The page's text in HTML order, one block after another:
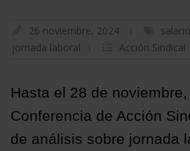
26 noviembre, 2024
jornada laboral
Acción Sindical
Hasta el 28 de
Conferencia de Acción
de análisis sobre jornada